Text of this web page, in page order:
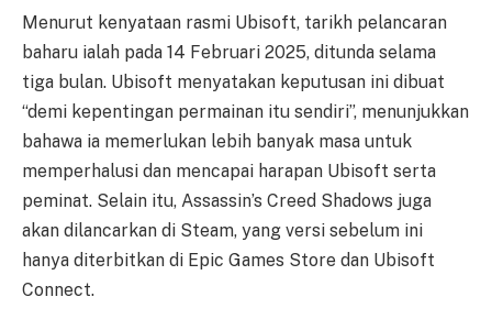
Menurut kenyataan rasmi Ubisoft, tarikh pelancaran
baharu ialah pada 14 Februari 2025, ditunda selama
tiga bulan. Ubisoft menyatakan keputusan ini dibuat
“demi kepentingan permainan itu sendiri”, menunjukkan
bahawa ia memerlukan lebih banyak masa untuk
memperhalusi dan mencapai harapan Ubisoft serta
peminat. Selain itu, Assassin’s Creed Shadows juga
akan dilancarkan di Steam, yang versi sebelum ini
hanya diterbitkan di Epic Games Store dan Ubisoft
Connect.